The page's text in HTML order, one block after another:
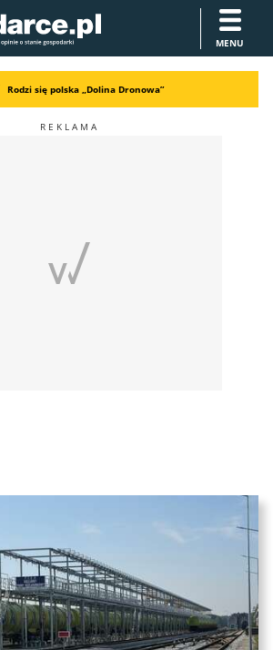
MENU
Rodzi się polska „Dolina Dronowa”